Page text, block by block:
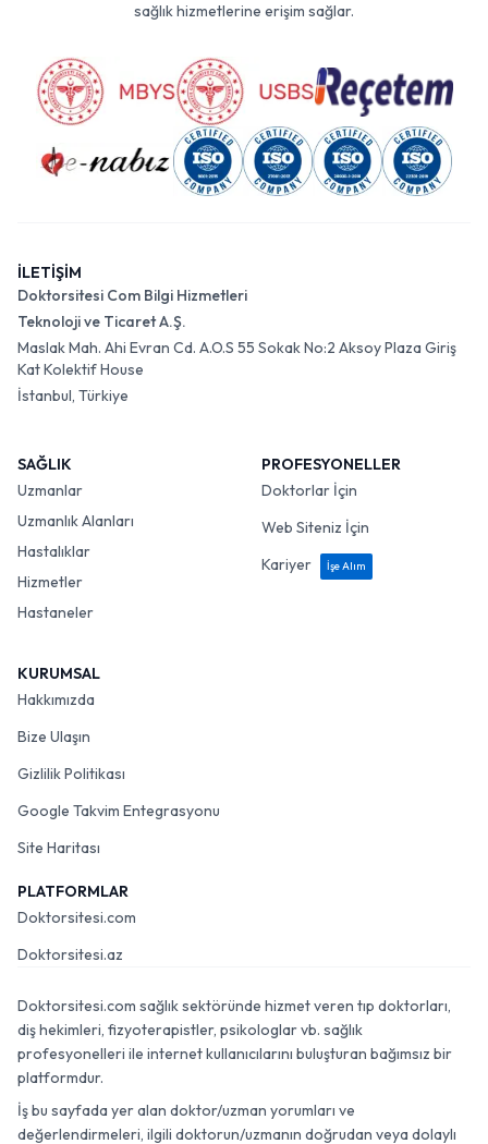
sağlık hizmetlerine erişim sağlar.
İLETİŞİM
Doktorsitesi Com Bilgi Hizmetleri
Teknoloji ve Ticaret A.Ş.
Maslak Mah. Ahi Evran Cd. A.O.S 55 Sokak No:2 Aksoy Plaza Giriş
Kat Kolektif House
İstanbul, Türkiye
SAĞLIK
Uzmanlar
Uzmanlık Alanları
Hastalıklar
Hizmetler
Hastaneler
PROFESYONELLER
Doktorlar İçin
Web Siteniz İçin
Kariyer
İşe Alım
KURUMSAL
Hakkımızda
Bize Ulaşın
Gizlilik Politikası
Google Takvim Entegrasyonu
Site Haritası
PLATFORMLAR
Doktorsitesi.com
Doktorsitesi.az
Doktorsitesi.com sağlık sektöründe hizmet veren tıp doktorları,
diş hekimleri, fizyoterapistler, psikologlar vb. sağlık
profesyonelleri ile internet kullanıcılarını buluşturan bağımsız bir
platformdur.
İş bu sayfada yer alan doktor/uzman yorumları ve
değerlendirmeleri, ilgili doktorun/uzmanın doğrudan veya dolaylı